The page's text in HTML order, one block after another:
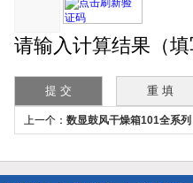
请输入计算结果（
上一个： 数显鼓风干燥箱101全系